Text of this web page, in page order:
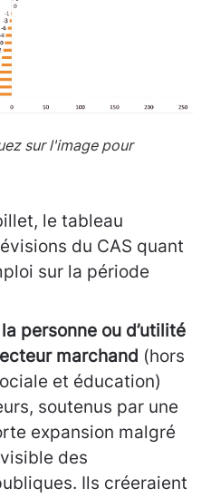
sur l'image pour
le tableau
du CAS quant
sur la période
personne ou d’utilité
marchand (hors
et éducation)
soutenus par une
expansion malgré
des
Ils créeraient